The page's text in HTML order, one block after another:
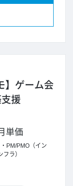
】ゲーム会
援
単価
PM/PMO（イン
ラ）